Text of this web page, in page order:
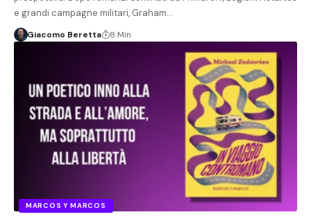
e grandi campagne militari, Graham…
Giacomo Beretta 8 Min
MARCOS Y MARCOS